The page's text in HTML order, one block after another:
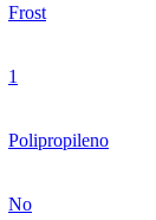
Frost
1
Polipropileno
No